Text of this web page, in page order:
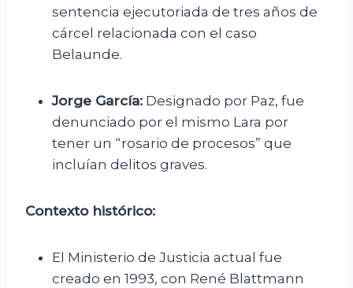
sentencia ejecutoriada de tres años de
cárcel relacionada con el caso
Belaunde.
Jorge García: Designado por Paz, fue
denunciado por el mismo Lara por
tener un “rosario de procesos” que
incluían delitos graves.
Contexto histórico:
El Ministerio de Justicia actual fue
creado en 1993, con René Blattmann